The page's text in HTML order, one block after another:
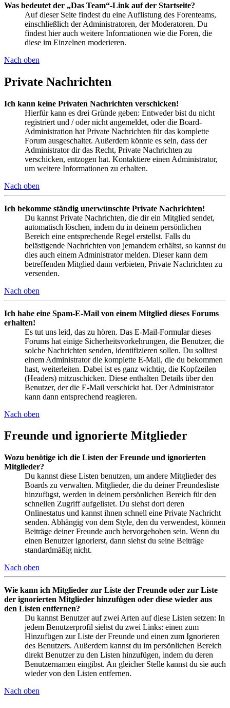
Was bedeutet der „Das Team“-Link auf der Startseite?
Auf dieser Seite findest du eine Auflistung des Forenteams,
einschließlich der Administratoren, der Moderatoren. Du
findest hier auch weitere Informationen wie die Foren, die
diese im Einzelnen moderieren.
Nach oben
Private Nachrichten
Ich kann keine Privaten Nachrichten verschicken!
Hierfür kann es drei Gründe geben: Entweder bist du nicht
registriert und / oder nicht angemeldet, oder die Board-
Administration hat Private Nachrichten für das komplette
Forum ausgeschaltet. Außerdem könnte es sein, dass der
Administrator dir das Recht, Private Nachrichten zu
verschicken, entzogen hat. Kontaktiere einen Administrator,
um weitere Informationen zu erhalten.
Nach oben
Ich bekomme ständig unerwünschte Private Nachrichten!
Du kannst Private Nachrichten, die dir ein Mitglied sendet,
automatisch löschen, indem du in deinem persönlichen
Bereich eine entsprechende Regel erstellst. Falls du
belästigende Nachrichten von jemandem erhältst, so kannst du
dies auch einem Administrator melden. Dieser kann dem
betreffenden Mitglied dann verbieten, Private Nachrichten zu
versenden.
Nach oben
Ich habe eine Spam-E-Mail von einem Mitglied dieses Forums
erhalten!
Es tut uns leid, das zu hören. Das E-Mail-Formular dieses
Forums hat einige Sicherheitsvorkehrungen, die Benutzer, die
solche Nachrichten senden, identifizieren sollen. Du solltest
einem Administrator die komplette E-Mail, die du bekommen
hast, weiterleiten. Dabei ist es ganz wichtig, die Kopfzeilen
(Headers) mitzuschicken. Diese enthalten Details über den
Benutzer, der die E-Mail verschickt hat. Der Administrator
kann dann entsprechend reagieren.
Nach oben
Freunde und ignorierte Mitglieder
Wozu benötige ich die Listen der Freunde und ignorierten
Mitglieder?
Du kannst diese Listen benutzen, um andere Mitglieder des
Boards zu verwalten. Mitglieder, die du deiner Freundesliste
hinzufügst, werden in deinem persönlichen Bereich für den
schnellen Zugriff aufgelistet. Du siehst dort deren
Onlinestatus und kannst ihnen schnell eine Private Nachricht
senden. Abhängig von dem Style, den du verwendest, können
Beiträge deiner Freunde auch hervorgehoben sein. Wenn du
einen Benutzer ignorierst, dann siehst du seine Beiträge
standardmäßig nicht.
Nach oben
Wie kann ich Mitglieder zur Liste der Freunde oder zur Liste
der ignorierten Mitglieder hinzufügen oder diese wieder aus
den Listen entfernen?
Du kannst Benutzer auf zwei Arten auf diese Listen setzen: In
jedem Benutzerprofil siehst du zwei Links: einen zum
Hinzufügen zur Liste der Freunde und einen zum Ignorieren
des Benutzers. Außerdem kannst du im persönlichen Bereich
direkt Benutzer zu den Listen hinzufügen, indem du deren
Benutzernamen eingibst. An gleicher Stelle kannst du sie auch
wieder von den Listen entfernen.
Nach oben